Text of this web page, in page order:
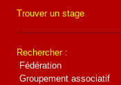
Trouver un stage
Rechercher :
Fédération
Groupement associatif